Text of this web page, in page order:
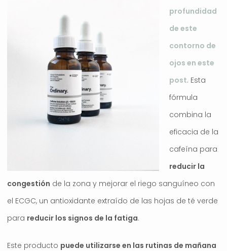
profundidad
de este
contorno de
ojos en este
post. Esta
fórmula
combina la
eficacia de la
cafeína para
reducir la
congestión de la zona y mejorar el riego sanguíneo con
el ECGC, un antioxidante extraído de las hojas de té verde
para reducir los signos de la fatiga.
Este producto puede utilizarse en las rutinas de mañana